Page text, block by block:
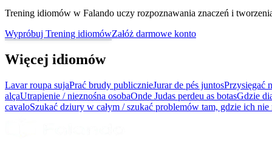
Trening idiomów w Falando uczy rozpoznawania znaczeń i
Wypróbuj Trening idiomówZałóż darmowe konto
Więcej idiomów
Lavar roupa sujaPrać brudy publicznieJurar de pés juntosPrzysięgać
alçaUtrapienie / nieznośna osobaOnde Judas perdeu as botasGdzie
cavaloSzukać dziury w całym / szukać problemów tam, gdzie ich nie